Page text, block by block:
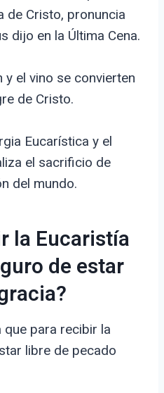
de Cristo, pronuncia
dijo en la Última Cena.
y el vino se convierten
de Cristo.
Eucarística y el
el sacrificio de
del mundo.
la Eucaristía
de estar
que para recibir la
libre de pecado